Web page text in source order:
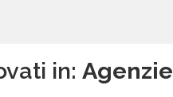
in: